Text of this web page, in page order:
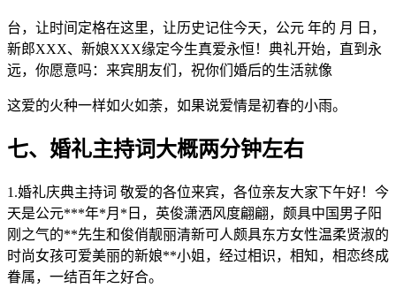
台，让时间定格在这里，让历史记住今天，公元 年的 月 日，
新郎XXX、新娘XXX缘定今生真爱永恒！典礼开始，直到永
远，你愿意吗：来宾朋友们，祝你们婚后的生活就像
这爱的火种一样如火如荼，如果说爱情是初春的小雨。
七、婚礼主持词大概两分钟左右
1.婚礼庆典主持词 敬爱的各位来宾，各位亲友大家下午好！今
天是公元***年*月*日，英俊潇洒风度翩翩，颇具中国男子阳
刚之气的**先生和俊俏靓丽清新可人颇具东方女性温柔贤淑的
时尚女孩可爱美丽的新娘**小姐，经过相识，相知，相恋终成
眷属，一结百年之好合。